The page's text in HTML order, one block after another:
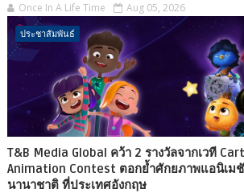
Once In A Life Time Aug 05, 2026
ประชาสัมพันธ์
T&B Media Global คว้า 2 รางวัลจากเวที
Animation Contest ตอกย้ำศักยภาพแอนิเม
นานาชาติ ที่ประเทศอังกฤษ